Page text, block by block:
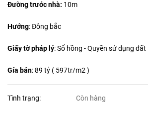
Đường trước nhà: 10m
Hướng: Đông bắc
Giấy tờ pháp lý: Sổ hồng - Quyền sử dụng đất
Gía bán: 89 tỷ ( 597tr/m2 )
Tình trạng: Còn hàng